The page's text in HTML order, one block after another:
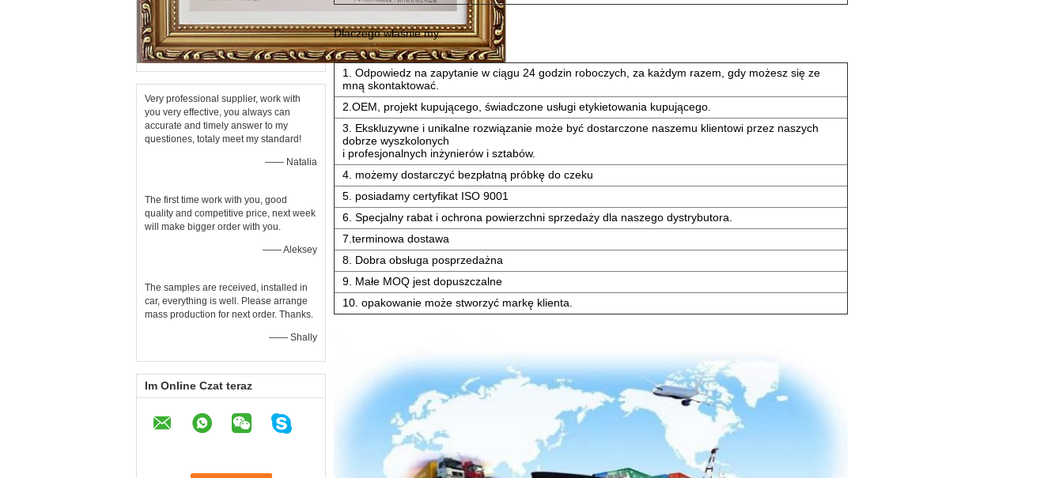
Very professional supplier, work with
you very effective, you always can
accurate and timely answer to my
questiones, totaly meet my standard!
—— Natalia
The first time work with you, good
quality and competitive price, next week
will make bigger order with you.
—— Aleksey
The samples are received, installed in
car, everything is well. Please arrange
mass production for next order. Thanks.
—— Shally
Im Online Czat teraz
Dlaczego właśnie my:
1. Odpowiedz na zapytanie w ciągu 24 godzin roboczych, za każdym razem, gdy możesz się ze
mną skontaktować.
2.OEM, projekt kupującego, świadczone usługi etykietowania kupującego.
3. Ekskluzywne i unikalne rozwiązanie może być dostarczone naszemu klientowi przez naszych
dobrze wyszkolonych
i profesjonalnych inżynierów i sztabów.
4. możemy dostarczyć bezpłatną próbkę do czeku
5. posiadamy certyfikat ISO 9001
6. Specjalny rabat i ochrona powierzchni sprzedaży dla naszego dystrybutora.
7.terminowa dostawa
8. Dobra obsługa posprzedażna
9. Małe MOQ jest dopuszczalne
10. opakowanie może stworzyć markę klienta.